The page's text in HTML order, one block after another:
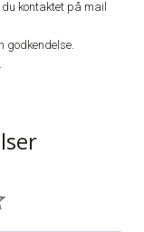
kontaktet på mail
godkendelse.